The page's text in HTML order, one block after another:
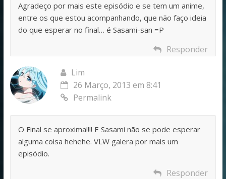
Agradeço por mais este episódio e se tem um anime,
entre os que estou acompanhando, que não faço ideia
do que esperar no final… é Sasami-san =P
Responder
Lim
26 Março, 2013 em 8:41
Permalink
O Final se aproxima!!!! E Sasami não se pode esperar
alguma coisa hehehe. VLW galera por mais um
episódio.
Responder